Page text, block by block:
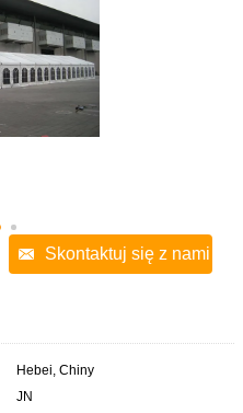
Skontaktuj się z nami
Hebei, Chiny
JN